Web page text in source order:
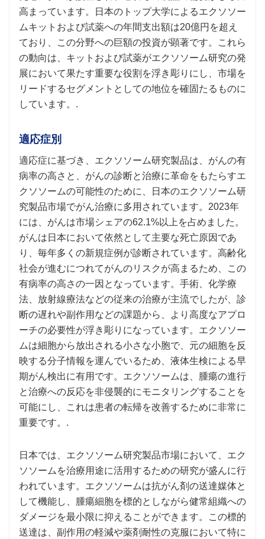
高まっています。日本のトップ大学によるエクソソー
ムキットおよび試薬への年間支出額は20億円を超え
ており、この分野への巨額の投資が顕著です。これら
の動向は、キットおよび試薬がエクソソーム研究の発
展において果たす重要な役割を浮き彫りにし、市場を
リードするセグメントとしての地位を確固たるものに
しています。.
適応症別
適応症に基づき、エクソソーム研究製品は、がんの有
病率の高さと、がんの診断と治療に革命をもたらすエ
クソソームの可能性のために、日本のエクソソーム研
究製品市場でがん治療に多用されています。2023年
には、がんは市場シェアの62.1%以上を占めました。
がんは日本において依然として主要な死亡原因であ
り、毎年多くの新規症例が診断されています。高齢化
社会が進むにつれてがんのリスクが高まるため、この
有病率の高さの一因となっています。手術、化学療
法、放射線療法などの従来の治療が主流でしたが、診
断の遅れや副作用などの課題から、より高度なアプロ
ーチの必要性が浮き彫りになっています。エクソソー
ムは細胞から放出される小さな小胞で、元の細胞を反
映する分子情報を運んでいるため、液体生検による早
期がん検出に有用です。エクソソームは、腫瘍の進行
と治療への反応を非侵襲的にモニタリングすることを
可能にし、これは患者の転帰を改善するために非常に
重要です。.
日本では、エクソソーム研究製品市場において、エク
ソソームを治療用途に活用するための研究が盛んに行
われています。エクソソームは抗がん剤の送達媒体と
して機能し、腫瘍細胞を標的としながら健常組織への
ダメージを最小限に抑えることができます。この標的
送達は、副作用の軽減や薬剤耐性の克服において特に